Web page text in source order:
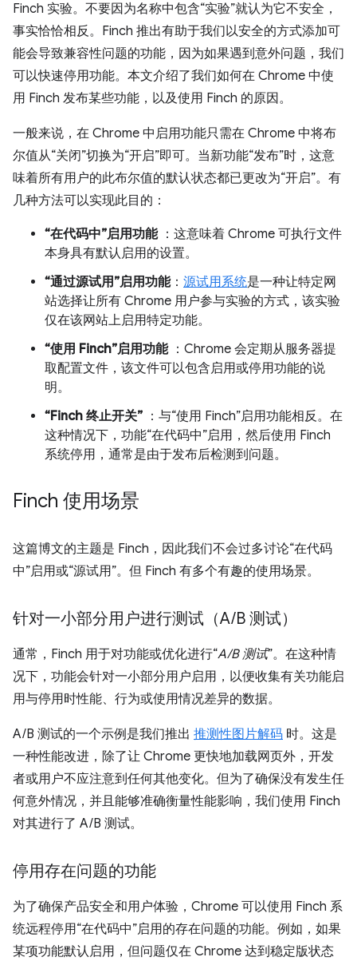
Finch 实验。不要因为名称中包含“实验”就认为它不安全，
事实恰恰相反。Finch 推出有助于我们以安全的方式添加可
能会导致兼容性问题的功能，因为如果遇到意外问题，我们
可以快速停用功能。本文介绍了我们如何在 Chrome 中使
用 Finch 发布某些功能，以及使用 Finch 的原因。
一般来说，在 Chrome 中启用功能只需在 Chrome 中将布
尔值从“关闭”切换为“开启”即可。当新功能“发布”时，这意
味着所有用户的此布尔值的默认状态都已更改为“开启”。有
几种方法可以实现此目的：
“在代码中”启用功能：这意味着 Chrome 可执行文件
本身具有默认启用的设置。
“通过源试用”启用功能： 源试用系统是一种让特定网
站选择让所有 Chrome 用户参与实验的方式，该实验
仅在该网站上启用特定功能。
“使用 Finch”启用功能：Chrome 会定期从服务器提
取配置文件，该文件可以包含启用或停用功能的说
明。
“Finch 终止开关” ：与“使用 Finch”启用功能相反。在
这种情况下，功能“在代码中”启用，然后使用 Finch
系统停用，通常是由于发布后检测到问题。
Finch 使用场景
这篇博文的主题是 Finch，因此我们不会过多讨论“在代码
中”启用或“源试用”。但 Finch 有多个有趣的使用场景。
针对一小部分用户进行测试（A/B 测试）
通常，Finch 用于对功能或优化进行“A/B 测试”。在这种情
况下，功能会针对一小部分用户启用，以便收集有关功能启
用与停用时性能、行为或使用情况差异的数据。
A/B 测试的一个示例是我们推出 推测性图片解码 时。这是
一种性能改进，除了让 Chrome 更快地加载网页外，开发
者或用户不应注意到任何其他变化。但为了确保没有发生任
何意外情况，并且能够准确衡量性能影响，我们使用 Finch
对其进行了 A/B 测试。
停用存在问题的功能
为了确保产品安全和用户体验，Chrome 可以使用 Finch 系
统远程停用“在代码中”启用的存在问题的功能。例如，如果
某项功能默认启用，但问题仅在 Chrome 达到稳定版状态